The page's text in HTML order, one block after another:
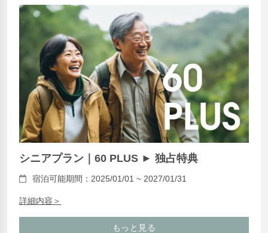
シニアプラン｜60 PLUS ► 独占特典
宿泊可能期間：2025/01/01 ~ 2027/01/31
詳細内容＞
もっと見る